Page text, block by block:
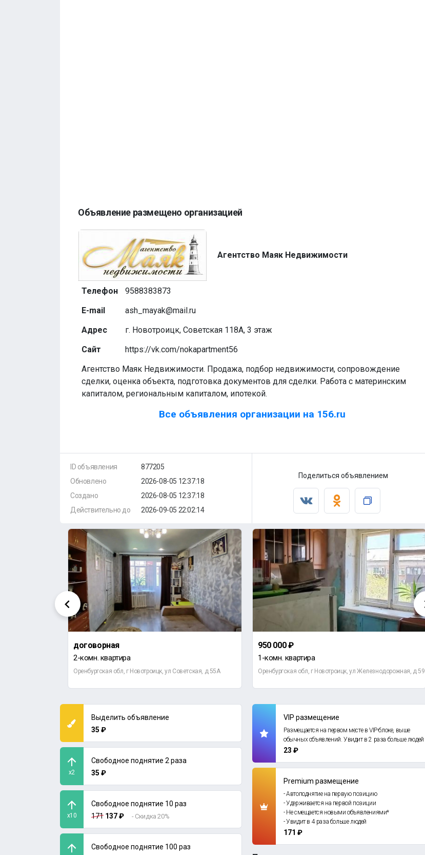
Объявление размещено организацией
Агентство Маяк Недвижимости
Телефон
9588383873
E-mail
ash_mayak@mail.ru
Адрес
г. Новотроицк, Советская 118А, 3 этаж
Сайт
https://vk.com/nokapartment56
Агентство Маяк Недвижимости. Продажа, подбор недвижимости, сопровождение
сделки, оценка объекта, подготовка документов для сделки. Работа с материнским
капиталом, региональным капиталом, ипотекой.
Все объявления организации на 156.ru
ID объявления
Обновлено
Создано
Действительно до
877205
2026-08-05 12:37:18
2026-08-05 12:37:18
2026-09-05 22:02:14
Поделиться объявлением
договорная
2-комн. квартира
Оренбургская обл, г Новотроицк, ул Советская, д 55А
950 000 ₽
1-комн. квартира
Оренбургская обл, г Новотроицк, ул Железнодорожная, д 59
Выделить объявление
35 ₽
x2
Свободное поднятие 2 раза
35 ₽
x10
Свободное поднятие 10 раз
171 137 ₽ - Скидка 20%
Свободное поднятие 100 раз
VIP размещение
Размещается на первом месте в VIP-блоке, выше
обычных объявлений. Увидит в 2 раза больше людей
23 ₽
Premium размещение
- Автоподнятие на первую позицию
- Удерживается на первой позиции
- Не смещается новыми объявлениями*
- Увидит в 4 раза больше людей
171 ₽